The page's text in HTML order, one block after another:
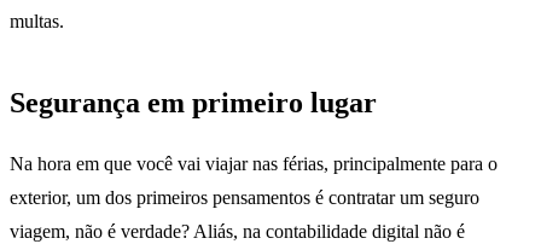
multas.
Segurança em primeiro lugar
Na hora em que você vai viajar nas férias, principalmente para o
exterior, um dos primeiros pensamentos é contratar um seguro
viagem, não é verdade? Aliás, na contabilidade digital não é